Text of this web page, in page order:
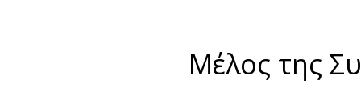
Μέλος της